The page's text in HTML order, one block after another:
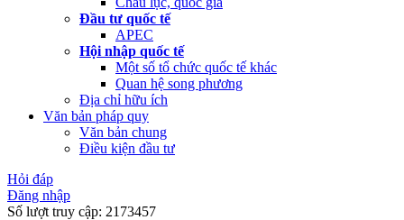
Đầu tư quốc tế
APEC
Hội nhập quốc tế
Một số tổ chức quốc tế khác
Quan hệ song phương
Địa chỉ hữu ích
Văn bản pháp quy
Văn bản chung
Điều kiện đầu tư
Hỏi đáp
Đăng nhập
Số lượt truy cập: 2173457